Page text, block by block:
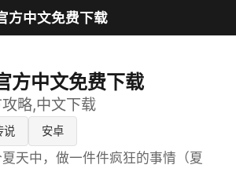
方中文免费下载
方中文免费下载
略,中文下载
说 安卓
天中，做一件件疯狂的事情（夏